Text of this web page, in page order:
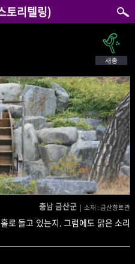
토리텔링)
충남 금산군 | 소재 : 금산향토관
로 돌고 있는지. 그럼에도 맑은 소리